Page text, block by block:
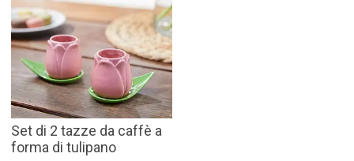
Set di 2 tazze da caffè a
forma di tulipano